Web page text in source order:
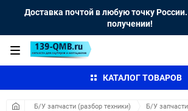
Доставка почтой в любую точку
получении!
КАТАЛОГ ТОВАРОВ
Б/У запчасти (разбор техники) Б/У